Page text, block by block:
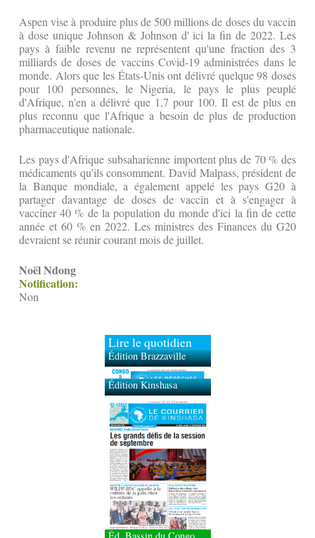
Aspen vise à produire plus de 500 millions de doses du vaccin
à dose unique Johnson & Johnson d' ici la fin de 2022. Les
pays à faible revenu ne représentent qu'une fraction des 3
milliards de doses de vaccins Covid-19 administrées dans le
monde. Alors que les États-Unis ont délivré quelque 98 doses
pour 100 personnes, le Nigeria, le pays le plus peuplé
d'Afrique, n'en a délivré que 1,7 pour 100. Il est de plus en
plus reconnu que l'Afrique a besoin de plus de production
pharmaceutique nationale.
Les pays d'Afrique subsaharienne importent plus de 70 % des
médicaments qu'ils consomment. David Malpass, président de
la Banque mondiale, a également appelé les pays G20 à
partager davantage de doses de vaccin et à s'engager à
vacciner 40 % de la population du monde d'ici la fin de cette
année et 60 % en 2022. Les ministres des Finances du G20
devraient se réunir courant mois de juillet.
Noël Ndong
Notification:
Non
Lire le quotidien
Édition Brazzaville
Édition Kinshasa